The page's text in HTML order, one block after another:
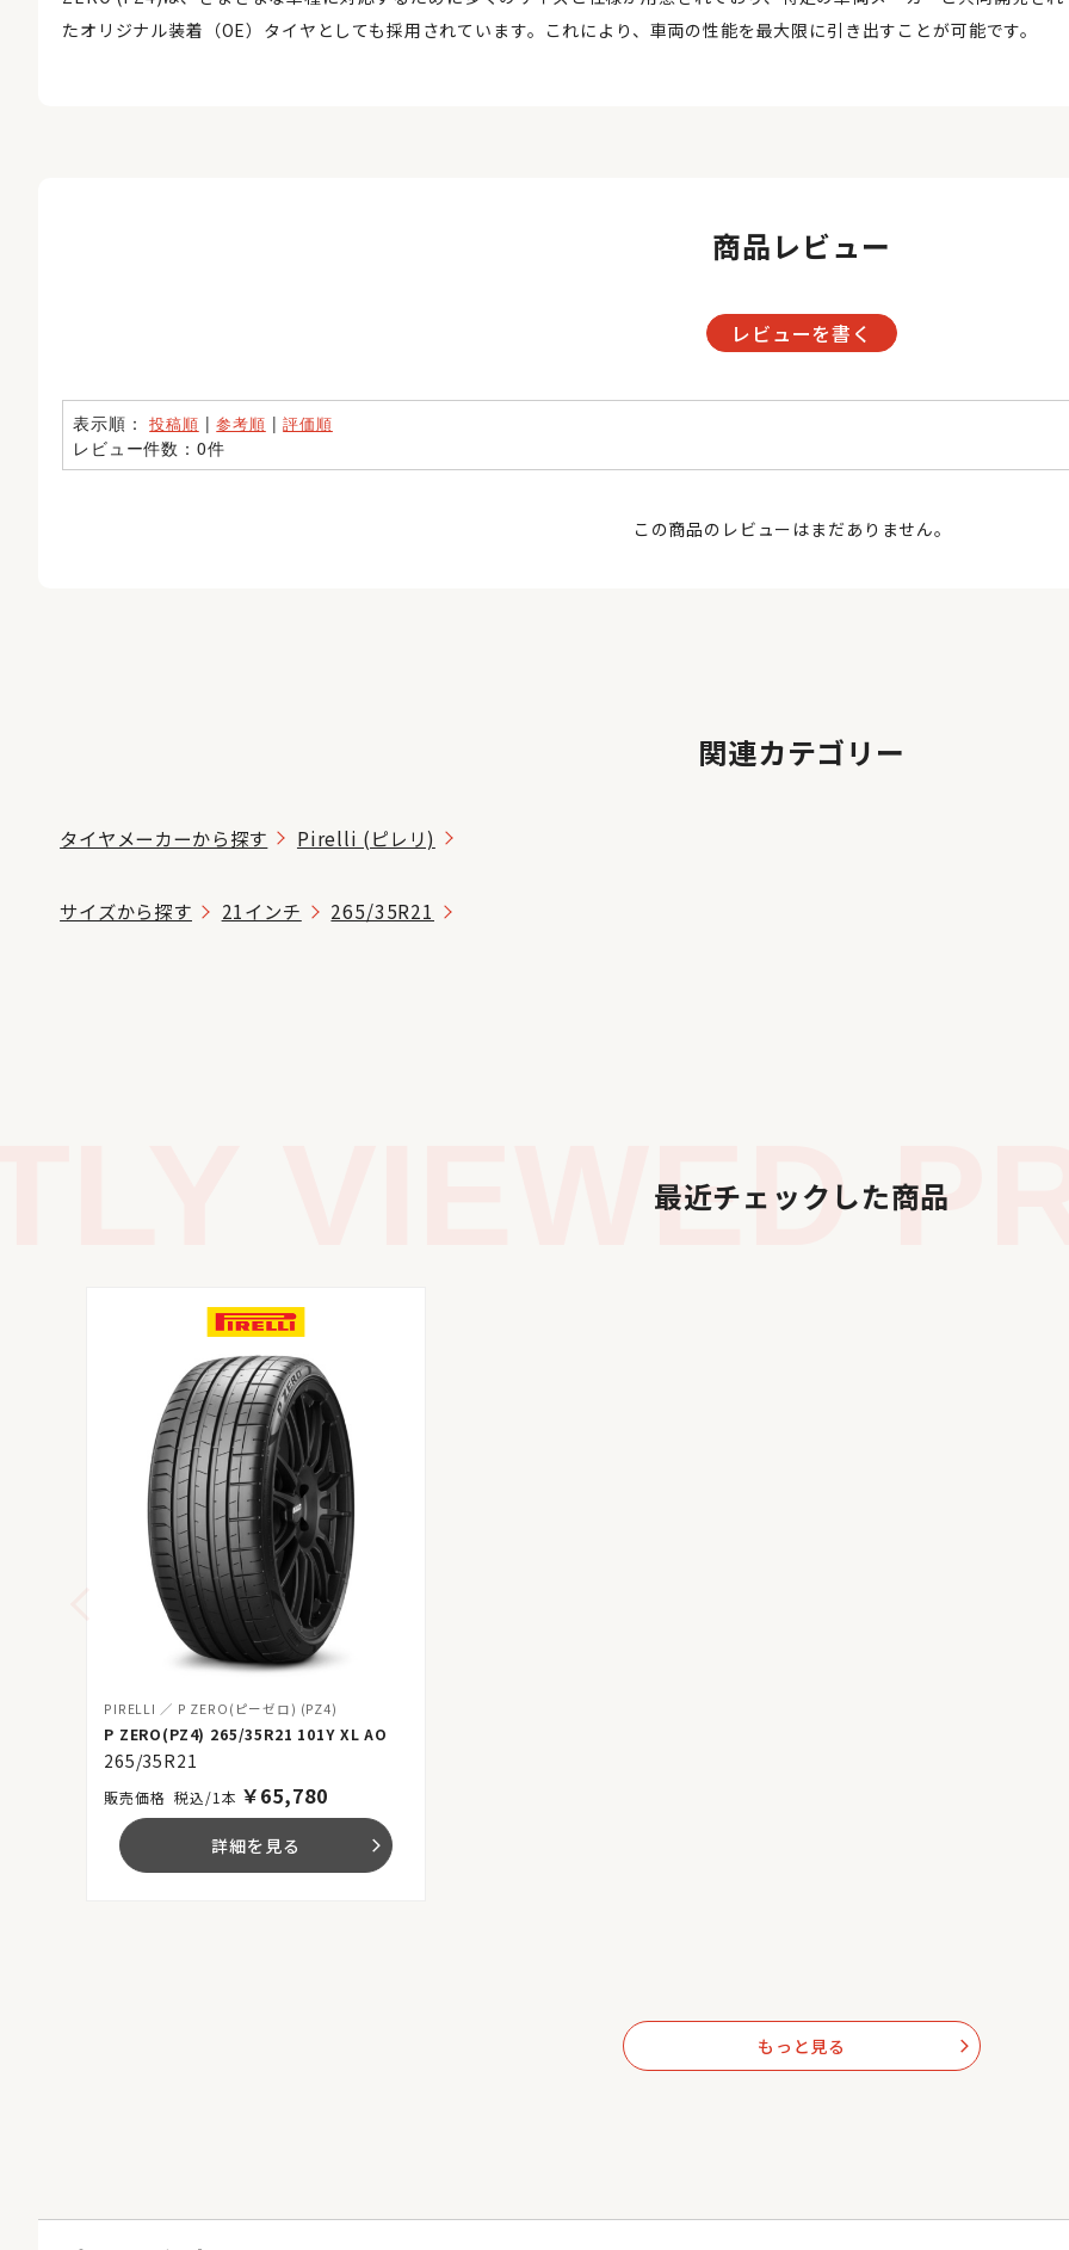
たオリジナル装着（OE）タイヤとしても採用されています。これにより、車両の性能を最大限に引き出すことが可能です。
商品レビュー
レビューを書く
表示順：投稿順 |参考順 |評価順
レビュー件数：0件
この商品のレビューはまだありません。
関連カテゴリー
タイヤメーカーから探す Pirelli (ピレリ)
サイズから探す 21インチ 265/35R21
VIEWED最近チェックした商品
PIRELLI P ZERO(ピーゼロ) (PZ4)
P ZERO(PZ4) 265/35R21 101Y XL AO
265/35R21
税込/1本 ￥65,780
詳細を見る arrow_forward_ios
もっと見る arrow_forward_ios